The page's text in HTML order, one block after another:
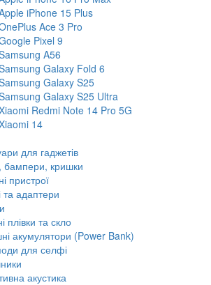
iPhone 15 Plus
Ace 3 Pro
Pixel 9
A56
Galaxy Fold 6
Galaxy S25
Galaxy S25 Ultra
Redmi Note 14 Pro 5G
14
для гаджетів
бампери, кришки
пристрої
та адаптери
плівки та скло
акумулятори (Power Bank)
для селфі
акустика